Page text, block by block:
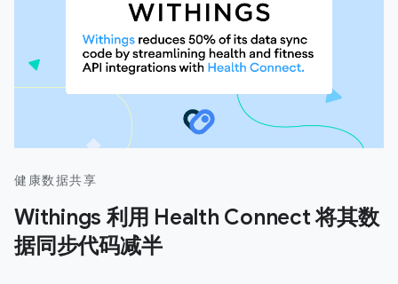
健康数据共享
Withings 利用 Health Connect 将其数
据同步代码减半